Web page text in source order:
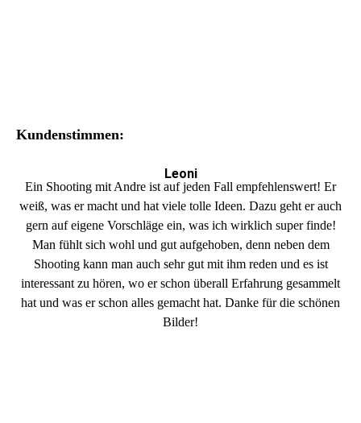
Kundenstimmen:
Leoni
Ein Shooting mit Andre ist auf jeden Fall empfehlenswert! Er
weiß, was er macht und hat viele tolle Ideen. Dazu geht er auch
gern auf eigene Vorschläge ein, was ich wirklich super finde!
Man fühlt sich wohl und gut aufgehoben, denn neben dem
Shooting kann man auch sehr gut mit ihm reden und es ist
interessant zu hören, wo er schon überall Erfahrung gesammelt
hat und was er schon alles gemacht hat. Danke für die schönen
Bilder!